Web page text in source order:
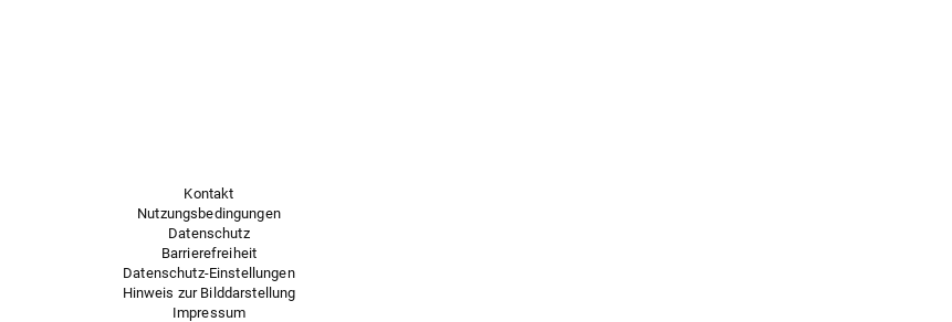
Kontakt
Nutzungsbedingungen
Datenschutz
Barrierefreiheit
Datenschutz-Einstellungen
Hinweis zur Bilddarstellung
Impressum